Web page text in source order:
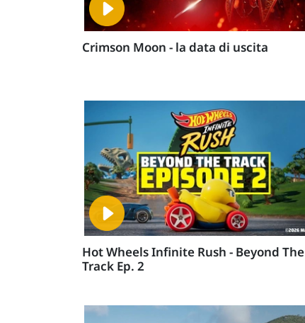
Crimson Moon - la data di uscita
Hot Wheels Infinite Rush - Beyond The
Track Ep. 2